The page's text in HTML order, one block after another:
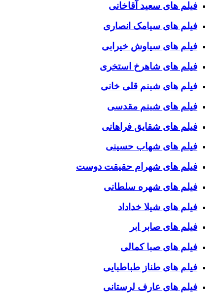
فیلم های سعید آقاخانی
فیلم های سیامک انصاری
فیلم های سیاوش خیرابی
فیلم های شاهرخ استخری
فیلم های شبنم قلی خانی
فیلم های شبنم مقدسی
فیلم های شقایق فراهانی
فیلم های شهاب حسینی
فیلم های شهرام حقیقت دوست
فیلم های شهره سلطانی
فیلم های شیلا خداداد
فیلم های صابر ابر
فیلم های صبا کمالی
فیلم های طناز طباطبایی
فیلم های عارف لرستانی